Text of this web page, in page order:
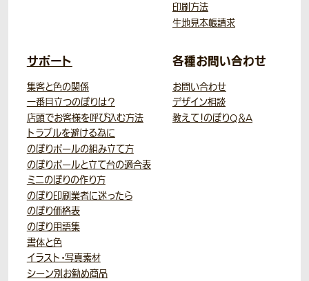
印刷方法
生地見本帳請求
サポート
集客と色の関係
一番目立つのぼりは？
店頭でお客様を呼び込む方法
トラブルを避ける為に
のぼりポールの組み立て方
のぼりポールと立て台の適合表
ミニのぼりの作り方
のぼり印刷業者に迷ったら
のぼり価格表
のぼり用語集
書体と色
イラスト・写真素材
シーン別お勧め商品
各種お問い合わせ
お問い合わせ
デザイン相談
教えて！のぼりQ＆A